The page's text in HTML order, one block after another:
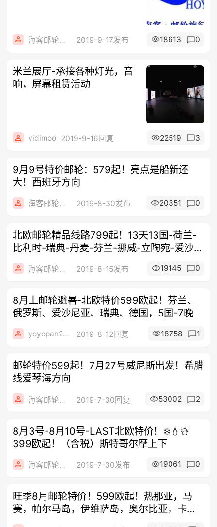
海客邮轮旅行社 2019-9-17发布 18613 0
米兰展厅-承接各种灯光，音
响，屏幕租赁活动
vidimoo 2019-9-16回复 22519 3
9月9号特价邮轮：579起！亮点是船新还
大！西班牙方向
海客邮轮旅行社 2019-8-30发布 20351 0
北欧邮轮精品线路799起！13天13国-荷兰-
比利时-瑞典-丹麦-芬兰-挪威-立陶宛-爱沙尼
亚-俄罗斯-波...
海客邮轮旅行社 2019-8-15发布 19145 0
8月上邮轮避暑-北欧特价599欧起！芬兰、
俄罗斯、爱沙尼亚、瑞典、德国，5国-7晚
yoyopan2006 2019-8-12回复 18758 1
邮轮特价599起！7月27号威尼斯出发！希腊
线爱琴海方向
海客邮轮旅行社 2019-7-30回复 53002 2
8️月3号-8月10号-LAST北欧特价️！❄️💧☃️
399欧起！（含税）斯特哥尔摩上下
海客邮轮旅行社 2019-7-30发布 19061 0
旺季8月邮轮特价！599欧起！热那亚，马
赛，帕尔马岛，伊维萨岛，奥尔比亚，卡利
亚里，瓦伦...